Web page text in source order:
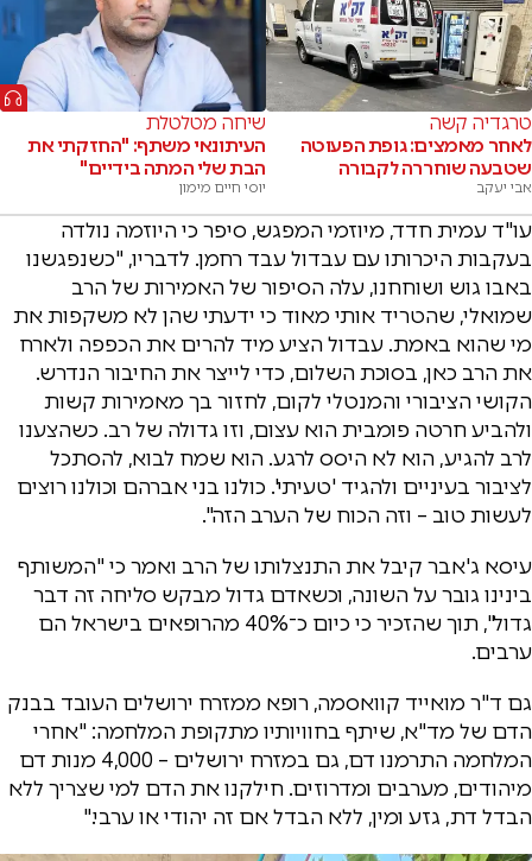
טרגדיה קשה
לאחר מאמצים: גופת הפעוטה
שטבעה שוחררה לקבורה
אבי יעקב
שיחה מטלטלת
העיתונאי משתף: "החזקתי את
הבת שלי המתה בידיים"
יוסי חיים מימון
עו"ד עמית חדד, מיוזמי המפגש, סיפר כי היוזמה נולדה
בעקבות היכרותו עם עבדול עבד רחמן. לדבריו, "כשנפגשנו
באבו גוש ושוחחנו, עלה הסיפור של האמירות של הרב
שמואלי, שהטריד אותי מאוד כי ידעתי שהן לא משקפות את
מי שהוא באמת. עבדול הציע מיד להרים את הכפפה ולארח
את הרב כאן, בסוכת השלום, כדי לייצר את החיבור הנדרש.
הקושי הציבורי והמנטלי לקום, לחזור בך מאמירות קשות
ולהביע חרטה פומבית הוא עצום, וזו גדולה של רב. כשהצענו
לרב להגיע, הוא לא היסס לרגע. הוא שמח לבוא, להסתכל
לציבור בעיניים ולהגיד 'טעיתי'. כולנו בני אברהם וכולנו רוצים
לעשות טוב – וזה הכוח של הערב הזה".
עיסא ג'אבר קיבל את התנצלותו של הרב ואמר כי "המשותף
בינינו גובר על השונה, וכשאדם גדול מבקש סליחה זה דבר
גדול", תוך שהזכיר כי כיום כ־40% מהרופאים בישראל הם
ערבים.
גם ד"ר מואייד קוואסמה, רופא ממזרח ירושלים העובד בבנק
הדם של מד"א, שיתף בחוויותיו מתקופת המלחמה: "אחרי
המלחמה התרמנו דם, גם במזרח ירושלים – 4,000 מנות דם
מיהודים, מערבים ומדרוזים. חילקנו את הדם למי שצריך ללא
הבדל דת, גזע ומין, ללא הבדל אם זה יהודי או ערבי."